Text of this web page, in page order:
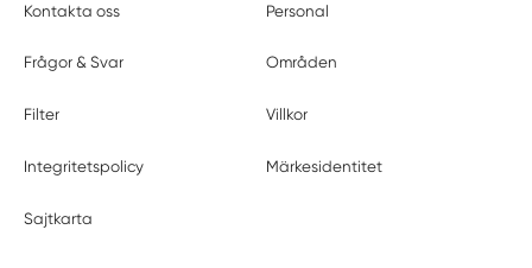
Kontakta oss Personal
Frågor & Svar Områden
Filter Villkor
Integritetspolicy Märkesidentitet
Sajtkarta